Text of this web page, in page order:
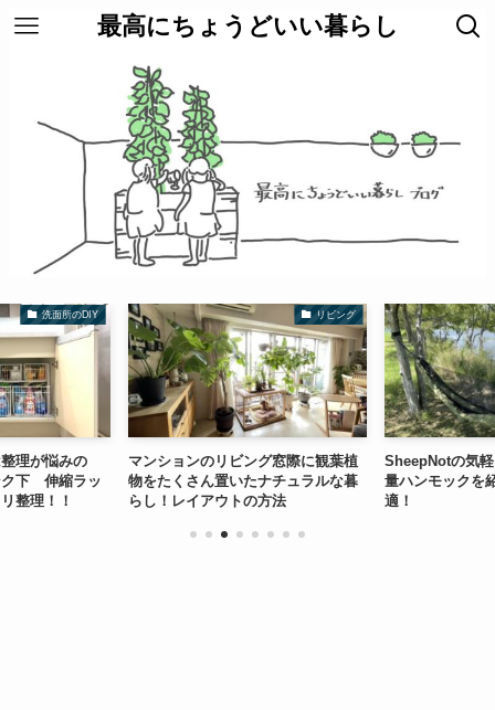
最高にちょうどいい暮らし
リビング
窓際に観葉植
チュラルな暮
方法
ちょうどいいモノ
SheepNotの気軽に持ち運びできる軽
量ハンモックを紹介！蚊帳付きで快
適！
暑い夏のスーツ
び対策！サラリ
ケットホルダー